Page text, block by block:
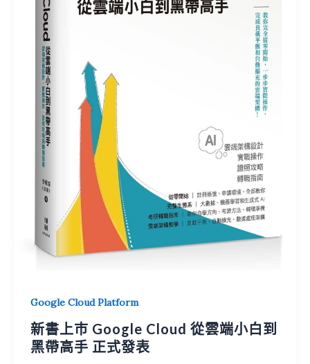
Google Cloud Platform
新書上巿 Google Cloud 從雲端小白到
黑帶高手 正式發表